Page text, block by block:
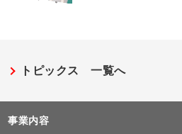
トピックス 一覧へ
事業内容